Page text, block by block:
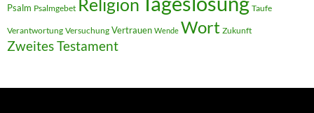
Psalm Psalmgebet Taufe
Verantwortung Versuchung Vertrauen Wende Wort Zukunft
Zweites Testament